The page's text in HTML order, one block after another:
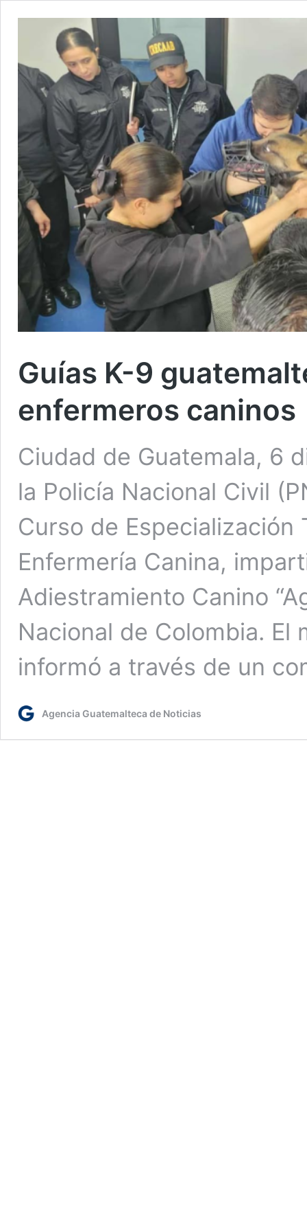
Guías K-9
enfermeros caninos
Ciudad de Guatemala, 6
la Policía Nacional Civil
Curso de Especialización
Enfermería Canina,
Adiestramiento Canino
Nacional de Colombia. El
informó a través de un
Agencia Guatemalteca de Noticias